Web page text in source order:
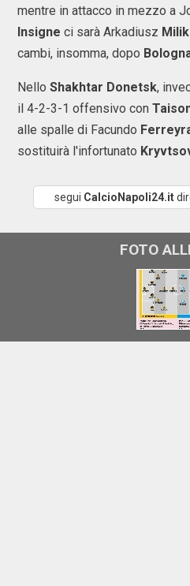
mentre in attacco in mezzo a
Insigne ci sarà Arkadiusz Milik
cambi, insomma, dopo
Nello Shakhtar Donetsk,
il 4-2-3-1 offensivo con
alle spalle di Facundo
sostituirà l'infortunato
segui CalcioNapoli24.it
FOTO